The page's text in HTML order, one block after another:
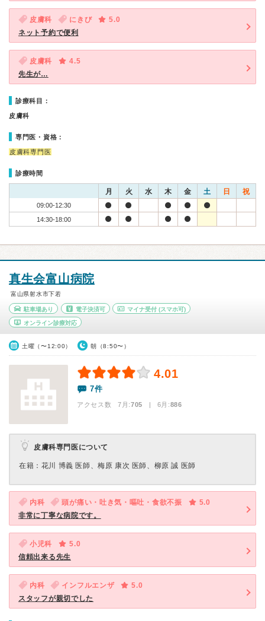
皮膚科 にきび
5.0
ネット予約で便利
皮膚科
4.5
先生が…
診療科目：
皮膚科
専門医・資格：
皮膚科専門医
診療時間
月 火 水 木 金 土 日 祝
09:00-12:30
14:30-18:00
真生会富山病院
富山県射水市下若
駐車場あり 電子決済可 マイナ受付 (スマホ可)
オンライン診療対応
土曜（〜12:00） 朝（8:50〜）
4.01
7件
アクセス数 7月:705 | 6月:886
皮膚科専門医について
在籍：花川 博義 医師、梅原 康次 医師、柳原 誠 医師
内科 頭が痛い・吐き気・嘔吐・食欲不振
5.0
非常に丁寧な病院です。
小児科
5.0
信頼出来る先生
内科 インフルエンザ
5.0
スタッフが親切でした